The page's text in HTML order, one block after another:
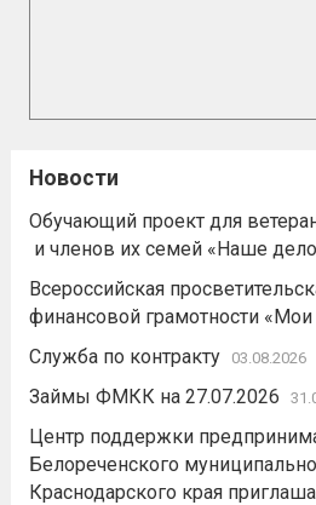
Новости
Обучающий проект для
и членов их семей «Наше
Всероссийская
финансовой грамотности
Служба по контракту 03.08.2026
Займы ФМКК на 27.07.2026
Центр поддержки
Белореченского
Краснодарского края